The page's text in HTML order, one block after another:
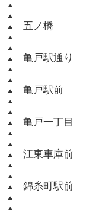
五ノ橋
亀戸駅通り
亀戸駅前
亀戸一丁目
江東車庫前
錦糸町駅前